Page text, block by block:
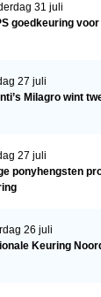
31 juli
goedkeuring
27 juli
Milagro wint
27 juli
ponyhengsten
26 juli
Keuring